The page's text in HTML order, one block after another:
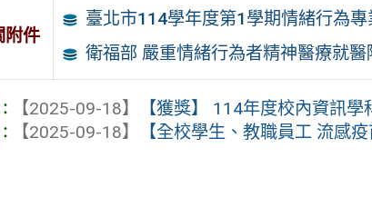
附件
臺北市114學年度第1學期情緒行為
衛福部 嚴重情緒行為者精神醫療就
【2025-09-18】
【獲獎】 114年度校內資訊
【2025-09-18】
【全校學生、教職員工 流感疫